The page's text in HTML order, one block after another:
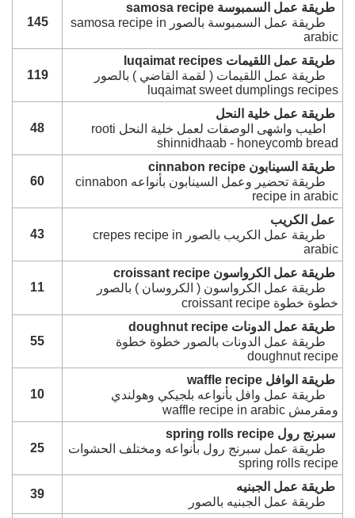
طريقة عمل السمبوسة samosa recipe
طريقة عمل السمبوسة بالصور samosa recipe in
arabic
145
طريقة عمل اللقيمات luqaimat recipes
طريقة عمل اللقيمات ( لقمة القاضي ) بالصور
luqaimat sweet dumplings recipes
119
طريقة عمل خلية النحل
اطيب واشهى الوصفات لعمل خلية النحل rooti
shinnidhaab - honeycomb bread
48
طريقة السينابون cinnabon recipe
طريقة تحضير وعمل السينابون بأنواعه cinnabon
recipe in arabic
60
عمل الكريب
طريقة عمل الكريب بالصور crepes recipe in
arabic
43
طريقة عمل الكرواسون croissant recipe
طريقة عمل الكرواسون ( الكروسان ) بالصور
خطوة خطوة croissant recipe
11
طريقة عمل الدونات doughnut recipe
طريقة عمل الدونات بالصور خطوة خطوة
doughnut recipe
55
طريقة الوافل waffle recipe
طريقة عمل وافل بأنواعه بلجيكي وهولندي
ومقرمش waffle recipe in arabic
10
سبرنج رول spring rolls recipe
طريقة عمل سبرنج رول بأنواعه ومختلف الحشوات
spring rolls recipe
25
طريقة عمل الجبنيه
طريقة عمل الجبنيه بالصور
39